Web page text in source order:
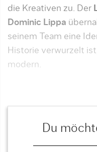
die Kreativen zu. Der
Dominic Lippa
seinem Team eine
Historie verwurzelt
modern.
Du